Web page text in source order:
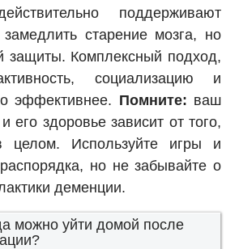
поддерживают
старение мозга, но
защиты. Комплексный подход,
социализацию и
эффективнее. Помните: ваш
его здоровье зависит от того,
Используйте игры и
но не забывайте о
деменции.
можно уйти домой после